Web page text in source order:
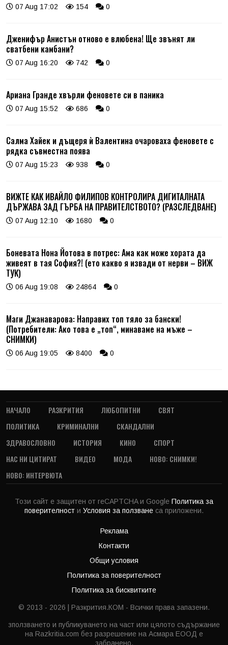
07 Aug 17:02 154 0
Дженифър Анистън отново е влюбена! Ще звънят ли
сватбени камбани?
07 Aug 16:20 742 0
Ариана Гранде хвърли феновете си в паника
07 Aug 15:52 686 0
Салма Хайек и дъщеря ѝ Валентина очароваха феновете с
рядка съвместна поява
07 Aug 15:23 938 0
ВИЖТЕ КАК ИВАЙЛО ФИЛИПОВ КОНТРОЛИРА ДИГИТАЛНАТА
ДЪРЖАВА ЗАД ГЪРБА НА ПРАВИТЕЛСТВОТО? (РАЗСЛЕДВАНЕ)
07 Aug 12:10 1680 0
Боневата Нона Йотова в потрес: Ама как може хората да
живеят в тая София?! (ето какво я извади от нерви – ВИЖ
ТУК)
06 Aug 19:08 24864 0
Маги Джанаварова: Направих топ тяло за бански!
(Потребители: Ако това е „топ“, минаваме на мъже –
СНИМКИ)
06 Aug 19:05 8400 0
НАЧАЛО РАЗКРИТИЯ ЛЮБОПИТНИ
СВЯТ
ПОЛИТИКА
КРИМИНАЛНИ
СКАНДАЛНИ
ЗДРАВОСЛОВНО
ИСТОРИЯ КИНО
СПОРТ
НАС НИ ЦИТИРАТ
ВИДЕО МОДА
НОВО: СНИМКИ!
НОВО: ИНТЕРВЮТА
Този сайт е защитен от reCAPTCHA и Google Политика за
поверителност и Условия за ползване са приложени.
Реклама
Контакти
Общи условия
Политика за поверителност
Политика за бисквитките
© 2013 - 2026 | Разкрития.КОМ - Всички права запазени.
зползването и публикуването на част или цялото съдържание
на Razkritia.com без разрешение на Асмара ЕООД е
забранено.